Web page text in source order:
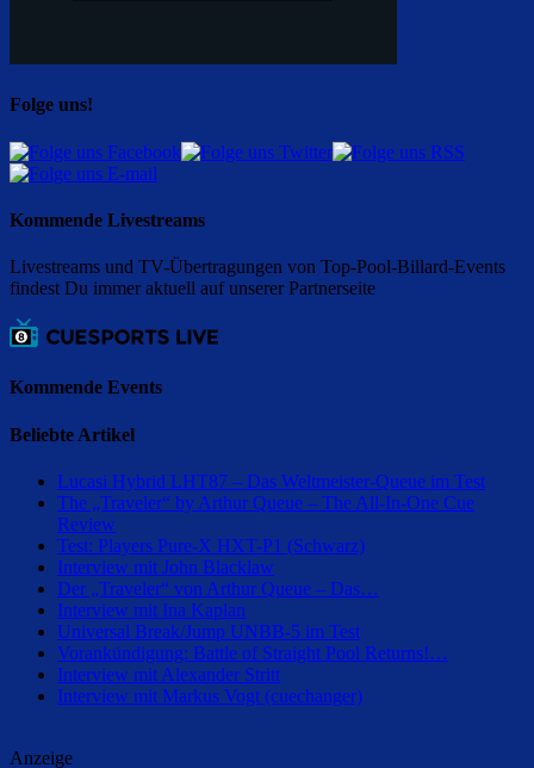
Folge uns!
Kommende Livestreams
Livestreams und TV-Übertragungen von Top-Pool-Billard-Events
findest Du immer aktuell auf unserer Partnerseite
Kommende Events
Beliebte Artikel
Lucasi Hybrid LHT87 – Das Weltmeister-Queue im Test
The „Traveler“ by Arthur Queue – The All-In-One Cue
Review
Test: Players Pure-X HXT-P1 (Schwarz)
Interview mit John Blacklaw
Der „Traveler“ von Arthur Queue – Das…
Interview mit Ina Kaplan
Universal Break/Jump UNBB-5 im Test
Vorankündigung: Battle of Straight Pool Returns!…
Interview mit Alexander Stritt
Interview mit Markus Vogt (cuechanger)
Anzeige